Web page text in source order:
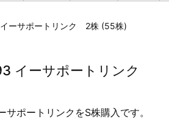
ーサポートリンク 2株 (55株)
イーサポートリンク
サポートリンクをS株購入です。